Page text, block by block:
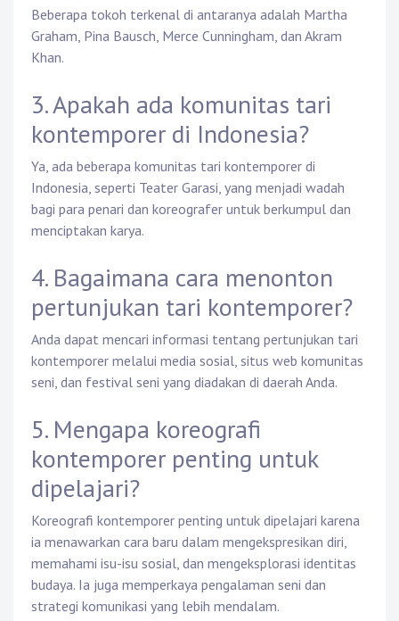
Beberapa tokoh terkenal di antaranya adalah Martha
Graham, Pina Bausch, Merce Cunningham, dan Akram
Khan.
3. Apakah ada komunitas tari
kontemporer di Indonesia?
Ya, ada beberapa komunitas tari kontemporer di
Indonesia, seperti Teater Garasi, yang menjadi wadah
bagi para penari dan koreografer untuk berkumpul dan
menciptakan karya.
4. Bagaimana cara menonton
pertunjukan tari kontemporer?
Anda dapat mencari informasi tentang pertunjukan tari
kontemporer melalui media sosial, situs web komunitas
seni, dan festival seni yang diadakan di daerah Anda.
5. Mengapa koreografi
kontemporer penting untuk
dipelajari?
Koreografi kontemporer penting untuk dipelajari karena
ia menawarkan cara baru dalam mengekspresikan diri,
memahami isu-isu sosial, dan mengeksplorasi identitas
budaya. Ia juga memperkaya pengalaman seni dan
strategi komunikasi yang lebih mendalam.